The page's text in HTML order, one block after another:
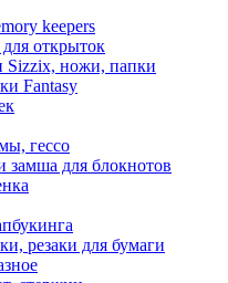
keepers
открыток
ножи, папки
Fantasy
гессо
замша для блокнотов
резаки для бумаги